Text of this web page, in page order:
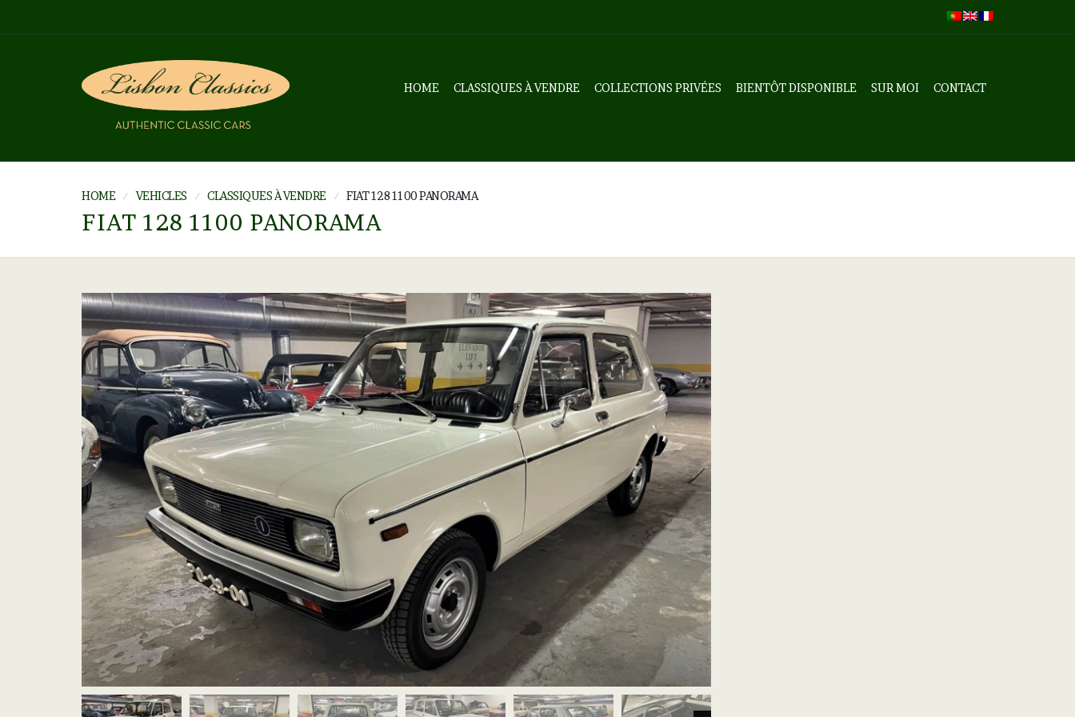
HOME CLASSIQUES À VENDRE COLLECTIONS PRIVÉES BIENTÔT DISPONIBLE SUR MOI CONTACT
HOME VEHICLES CLASSIQUES À VENDRE FIAT 128 1100 PANORAMA
FIAT 128 1100 PANORAMA